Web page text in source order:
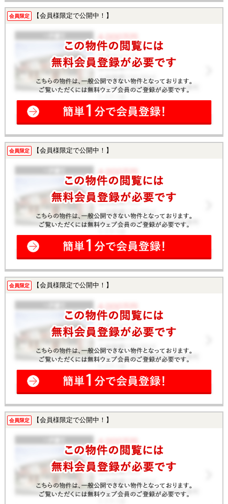
会員限定 【会員様限定で公開中！】
会員限定 【会員様限定で公開中！】
会員限定 【会員様限定で公開中！】
会員限定 【会員様限定で公開中！】